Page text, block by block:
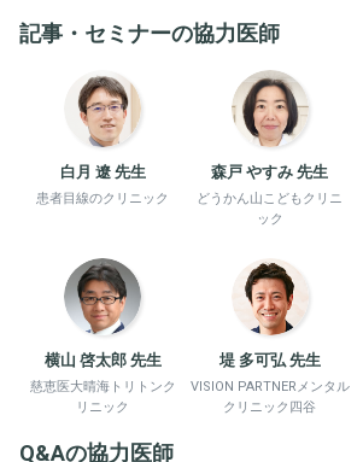
記事・セミナーの協力医師
白月 遼 先生
患者目線のクリニック
森戸 やすみ 先生
どうかん山こどもクリニ
ック
横山 啓太郎 先生
慈恵医大晴海トリトンク
リニック
堤 多可弘 先生
VISION PARTNERメンタル
クリニック四谷
Q&Aの協力医師